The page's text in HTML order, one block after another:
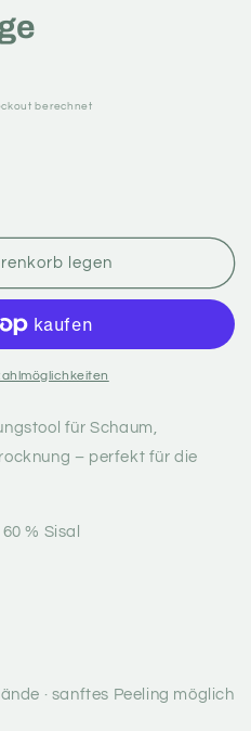
berechnet
legen
für Schaum,
– perfekt für die
% Sisal
· sanftes Peeling möglich